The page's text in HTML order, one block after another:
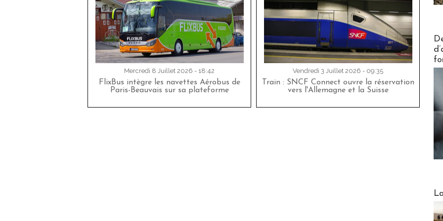
Mercredi 8 Juillet 2026 - 18:42
FlixBus intègre les navettes Aérobus de
Paris-Beauvais sur sa plateforme
Vendredi 3 Juillet 2026 - 09:35
Train : SNCF Connect ouvre la réservation
vers l'Allemagne et la Suisse